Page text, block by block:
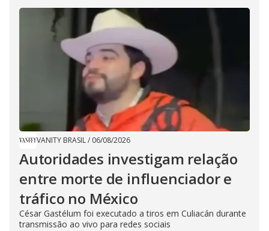
VANITY BRASIL/ 06/08/2026
Autoridades investigam relação
entre morte de influenciador e
tráfico no México
César Gastélum foi executado a tiros em Culiacán durante
transmissão ao vivo para redes sociais